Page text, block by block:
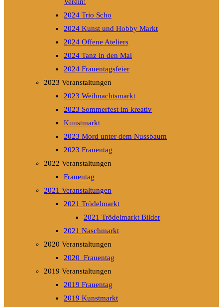
2024 Trio Scho
2024 Kunst und Hobby Markt
2024 Offene Ateliers
2024 Tanz in den Mai
2024 Frauentagsfeier
2023 Veranstaltungen
2023 Weihnachtsmarkt
2023 Sommerfest im kreativ
Kunstmarkt
2023 Mord unter dem Nussbaum
2023 Frauentag
2022 Veranstaltungen
Frauentag
2021 Veranstaltungen
2021 Trödelmarkt
2021 Trödelmarkt Bilder
2021 Naschmarkt
2020 Veranstaltungen
2020_Frauentag
2019 Veranstaltungen
2019 Frauentag
2019 Kunstmarkt